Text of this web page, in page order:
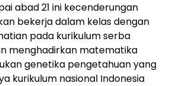
abad 21 ini kecenderungan
bekerja dalam kelas dengan
pada kurikulum serba
menghadirkan matematika
genetika pengetahuan yang
kurikulum nasional Indonesia